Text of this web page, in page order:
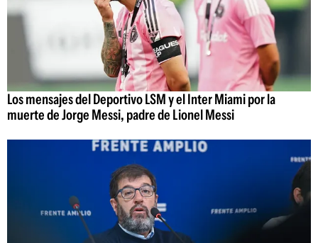
Los mensajes del Deportivo LSM y el Inter Miami por la
muerte de Jorge Messi, padre de Lionel Messi